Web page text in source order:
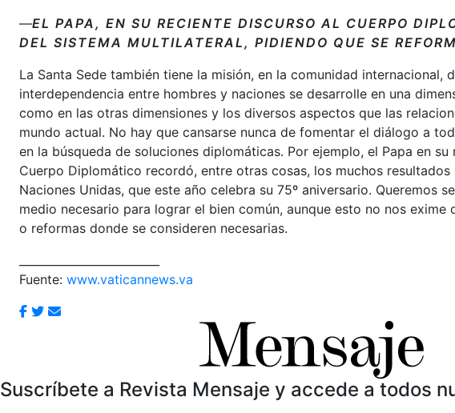
—EL PAPA, EN SU RECIENTE DISCURSO AL CUERPO
DEL SISTEMA MULTILATERAL, PIDIENDO QUE SE
La Santa Sede también tiene la misión, en la comunidad internacional,
interdependencia entre hombres y naciones se desarrolle en una
como en las otras dimensiones y los diversos aspectos que las
mundo actual. No hay que cansarse nunca de fomentar el diálogo a
en la búsqueda de soluciones diplomáticas. Por ejemplo, el Papa en su
Cuerpo Diplomático recordó, entre otras cosas, los muchos
Naciones Unidas, que este año celebra su 75º aniversario. Queremos
medio necesario para lograr el bien común, aunque esto no nos exime
o reformas donde se consideren necesarias.
Fuente: www.vaticannews.va
Suscríbete a Revista Mensaje y accede a todos